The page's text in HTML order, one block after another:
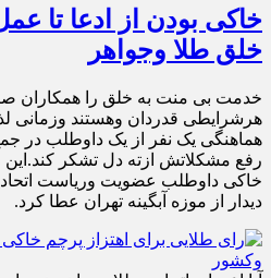
خاکی بودن از ادعا تا
خلق طلا وجواهر
خدمت بی منت به خلق را همکاران
هرشرایطی قدردان وهستند وزمانی
هماهنگی یک نفر از یک داوطلب در
رفع مشکلاتش ازته دل تشکر کند.این
خاکی داوطلب عضویت وریاست
دیدار از موزه آبگینه تهران عطا کرد.